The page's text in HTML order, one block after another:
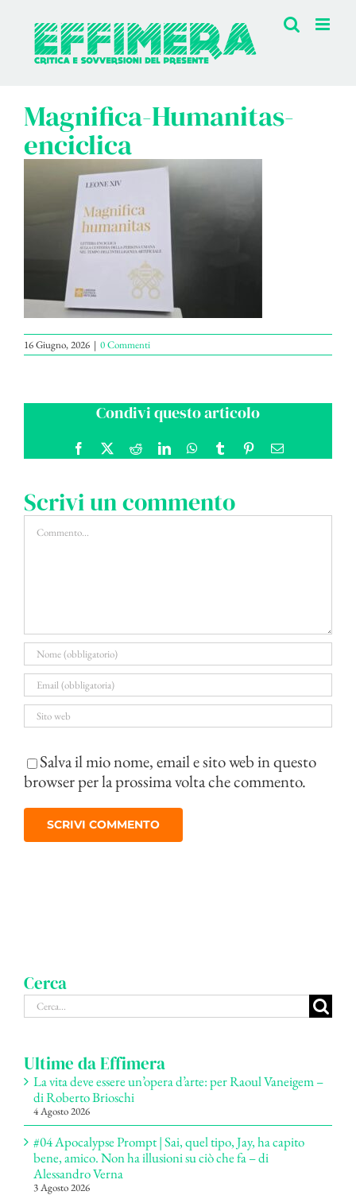
contenuto
Magnifica-Humanitas-
enciclica
16 Giugno, 2026 | 0 Commenti
Condivi questo articolo
Facebook RedditLinkedInWhatsApp
Tumblr PinterestEmail
Scrivi un commento
Commento
Salva il mio nome, email e sito web in questo
browser per la prossima volta che commento.
Cerca
Cerca
per:
Ultime da Effimera
La vita deve essere un’opera d’arte: per Raoul Vaneigem –
di Roberto Brioschi
4 Agosto 2026
#04 Apocalypse Prompt | Sai, quel tipo, Jay, ha capito
bene, amico. Non ha illusioni su ciò che fa – di
Alessandro Verna
3 Agosto 2026